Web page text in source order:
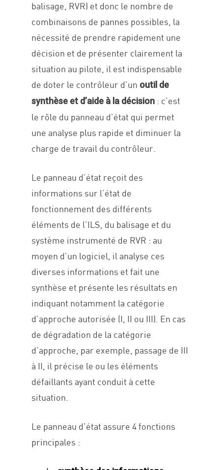
balisage, RVR) et donc le nombre de
combinaisons de pannes possibles, la
nécessité de prendre rapidement une
décision et de présenter clairement la
situation au pilote, il est indispensable
de doter le contrôleur d’un outil de
synthèse et d’aide à la décision : c’est
le rôle du panneau d’état qui permet
une analyse plus rapide et diminuer la
charge de travail du contrôleur.
Le panneau d’état reçoit des
informations sur l’état de
fonctionnement des différents
éléments de l’ILS, du balisage et du
système instrumenté de RVR : au
moyen d’un logiciel, il analyse ces
diverses informations et fait une
synthèse et présente les résultats en
indiquant notamment la catégorie
d’approche autorisée (I, II ou III). En cas
de dégradation de la catégorie
d’approche, par exemple, passage de III
à II, il précise le ou les éléments
défaillants ayant conduit à cette
situation.
Le panneau d’état assure 4 fonctions
principales :